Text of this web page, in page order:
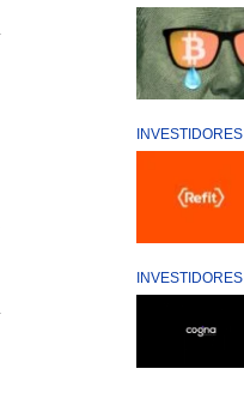
INVESTIDORES
INVESTIDORES